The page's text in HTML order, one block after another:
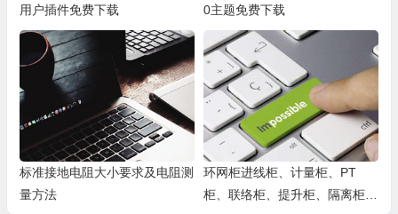
用户插件免费下载
0主题免费下载
标准接地电阻大小要求及电阻测
量方法
环网柜进线柜、计量柜、PT
柜、联络柜、提升柜、隔离柜、